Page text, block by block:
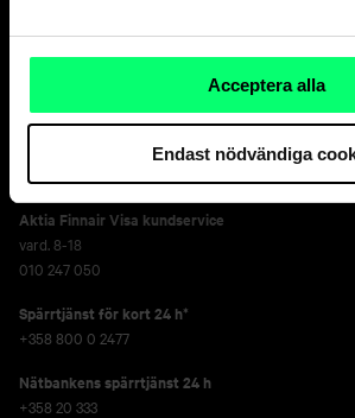
Acceptera alla
Endast nödvändiga
010 247 6700
Aktia Livförsäkring Ab
010 247 8300
Kortförsäkringar
Aktia Finnair Visa kundservice
vard. 8-18
010 247 050
Spärrtjänst för kort 24 h*
+358 800 0 2477
Nätbankens spärrtjänst 24 h
+358 20 333